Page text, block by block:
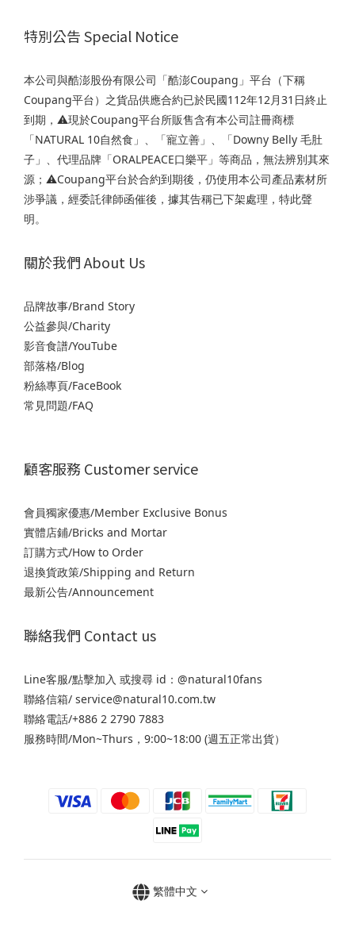
特別公告 Special Notice
本公司與酷澎股份有限公司「酷澎Coupang」平台（下稱
Coupang平台）之貨品供應合約已於民國112年12月31日終止
到期，⚠️現於Coupang平台所販售含有本公司註冊商標
「NATURAL 10自然食」、「寵立善」、「Downy Belly 毛肚
子」、代理品牌「ORALPEACE口樂平」等商品，無法辨別其來
源；⚠️Coupang平台於合約到期後，仍使用本公司產品素材所
涉爭議，經委託律師函催後，據其告稱已下架處理，特此聲
明。
關於我們 About Us
品牌故事/Brand Story
公益參與/Charity
影音食譜/YouTube
部落格/Blog
粉絲專頁/FaceBook
常見問題/FAQ
顧客服務 Customer service
會員獨家優惠/Member Exclusive Bonus
實體店鋪/Bricks and Mortar
訂購方式/How to Order
退換貨政策/Shipping and Return
最新公告/Announcement
聯絡我們 Contact us
Line客服/點擊加入 或搜尋 id：@natural10fans
聯絡信箱/ service@natural10.com.tw
聯絡電話/+886 2 2790 7883
服務時間/Mon~Thurs，9:00~18:00 (週五正常出貨）
繁體中文